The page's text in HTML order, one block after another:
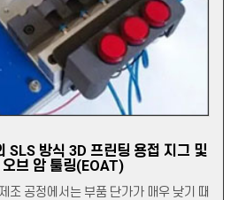
방식 3D 프린팅 용접 지그 및
오브 암 툴링(EOAT)
조 공정에서는 부품 단가가 매우 낮기 때